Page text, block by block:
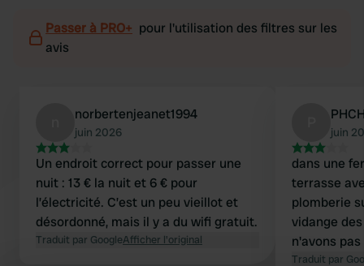
Passer à PRO+ pour l'utilisation des filtres sur les
avis
norbertenjeanet1994
juin 2026
Un endroit correct pour passer une
nuit : 13 € la nuit et 6 € pour
l’électricité. C’est un peu vieillot et
désordonné, mais il y a du wifi gratuit.
Traduit par GoogleAfficher l'original
juin
dans une
terrasse
plomberie sur
vidange
n'avons
cassettes.
Traduit par